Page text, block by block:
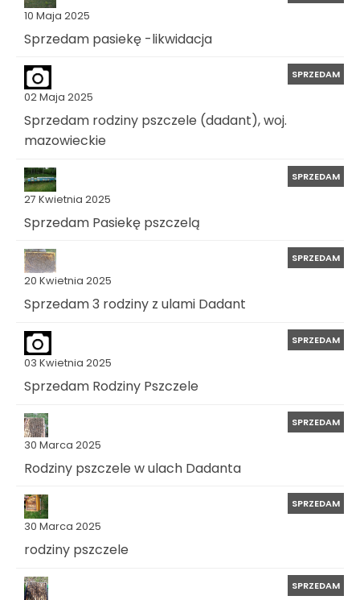
10 Maja 2025
Sprzedam pasiekę -likwidacja
02 Maja 2025
SPRZEDAM
Sprzedam rodziny pszczele (dadant), woj.
mazowieckie
27 Kwietnia 2025
SPRZEDAM
Sprzedam Pasiekę pszczelą
20 Kwietnia 2025
SPRZEDAM
Sprzedam 3 rodziny z ulami Dadant
03 Kwietnia 2025
SPRZEDAM
Sprzedam Rodziny Pszczele
30 Marca 2025
SPRZEDAM
Rodziny pszczele w ulach Dadanta
30 Marca 2025
SPRZEDAM
rodziny pszczele
SPRZEDAM